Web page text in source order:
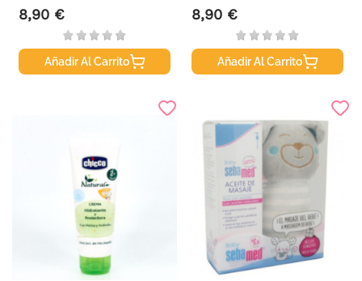
Precio
8,90 €
Añadir Al Carrito
Precio
8,90 €
Añadir Al Carrito